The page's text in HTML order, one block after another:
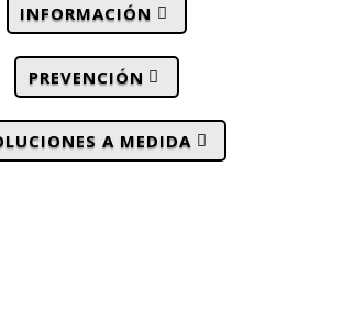
INFORMACIÓN
PREVENCIÓN
A MEDIDA